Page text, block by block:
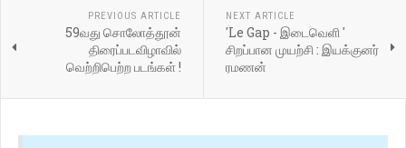
PREVIOUS ARTICLE
59வது சொலோத்தூன்
திரைப்படவிழாவில்
வெற்றிபெற்ற படங்கள் !
NEXT ARTICLE
'Le Gap - இடைவெளி '
சிறப்பான முயற்சி : இயக்குனர்
ரமணன்